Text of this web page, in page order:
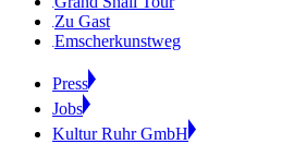
Zu Gast
Emscherkunstweg
Press
Jobs
Kultur Ruhr GmbH